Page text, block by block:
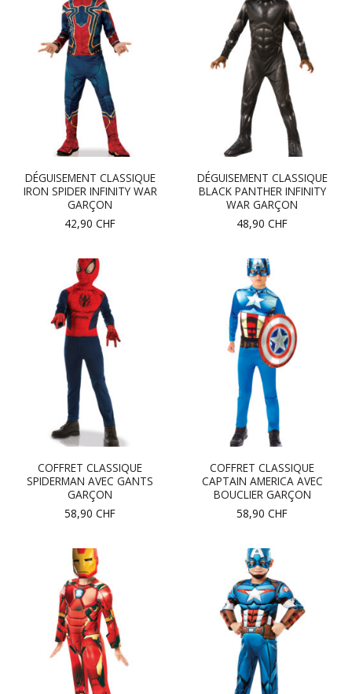
DÉGUISEMENT CLASSIQUE
IRON SPIDER INFINITY WAR
GARÇON
42,90 CHF
DÉGUISEMENT CLASSIQUE
BLACK PANTHER INFINITY
WAR GARÇON
48,90 CHF
COFFRET CLASSIQUE
SPIDERMAN AVEC GANTS
GARÇON
58,90 CHF
COFFRET CLASSIQUE
CAPTAIN AMERICA AVEC
BOUCLIER GARÇON
58,90 CHF